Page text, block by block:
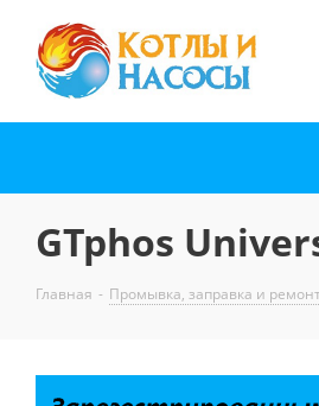
GTphos
Главная - Промывка, заправка и